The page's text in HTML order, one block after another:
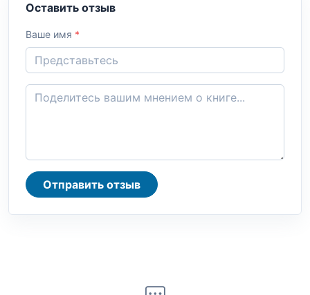
Оставить отзыв
Ваше имя *
Отправить отзыв